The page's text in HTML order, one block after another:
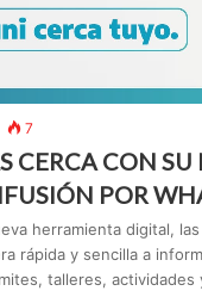
7
CERCA CON SU
POR
herramienta digital,
rápida y sencilla a
talleres, actividades